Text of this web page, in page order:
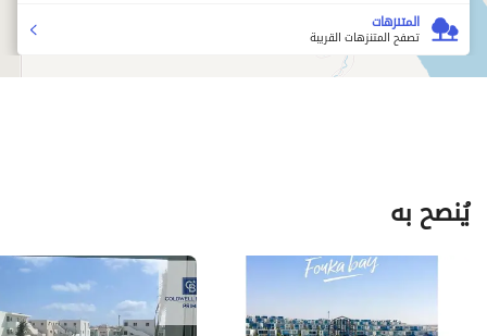
المتنزهات
تصفح المتنزهات القريبة
يُنصح به